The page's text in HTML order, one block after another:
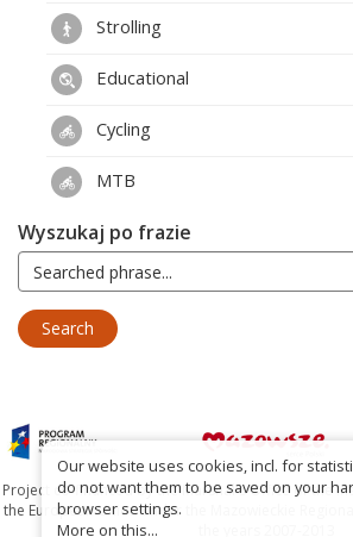
Strolling
Educational
Cycling
MTB
Wyszukaj po frazie
Project co-financed by the Marshal's Office of the
the European Union under the Mazowieckie
Our website uses cookies, incl. for
do not want them to be saved on your
browser settings.
More on this...